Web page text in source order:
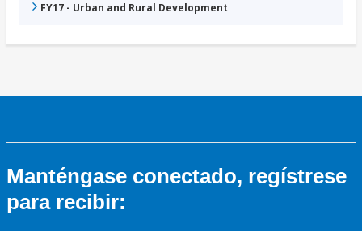
FY17 - Urban and Rural Development
Manténgase conectado, regístrese
para recibir: